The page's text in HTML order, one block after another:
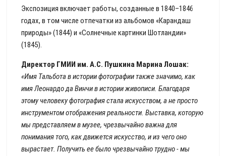
Экспозиция включает работы, созданные в 1840–1846
годах, в том числе отпечатки из альбомов «Карандаш
природы» (1844) и «Солнечные картинки Шотландии»
(1845).
Директор ГМИИ им. А.С. Пушкина Марина Лошак:
«Имя Тальбота в истории фотографии также значимо, как
имя Леонардо да Винчи в истории живописи. Благодаря
этому человеку фотография стала искусством, а не просто
инструментом отображения реальности. Выставка, которую
мы представляем в музее, чрезвычайно важна для
понимания того, как движется искусство, и из чего оно
вырастает. Получить ее было чрезвычайно трудно - мы